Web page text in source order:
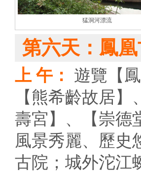
猛洞河漂流
第六天：鳳
上 午：
遊覽【
【熊希齡故居
壽宮】、【崇德
風景秀麗、歷史
古院；城外沱江